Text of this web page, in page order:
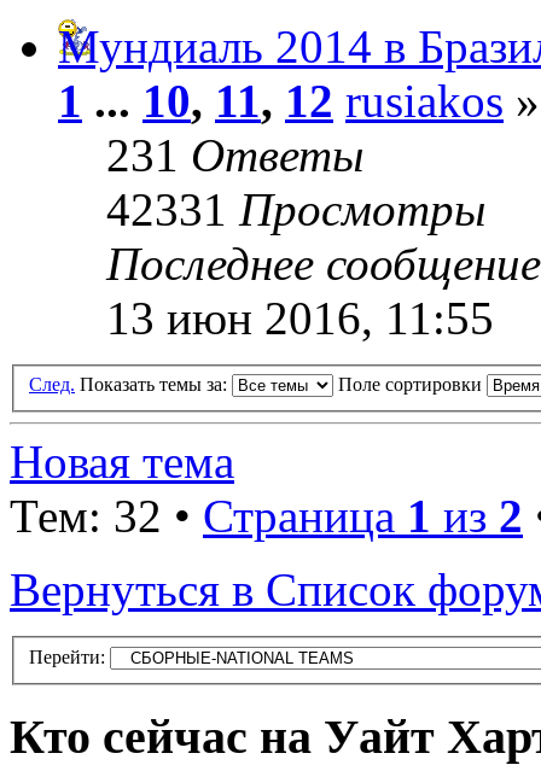
Мундиаль 2014 в
1 ... 10, 11, 12 rusiakos
231 Ответы
42331 Просмотры
Последнее
13 июн 2016, 11:55
След. Показать темы за: Поле сортировки
Новая тема
Тем: 32 • Страница 1 из 2
Вернуться в Список
Перейти:
Кто сейчас на Уайт